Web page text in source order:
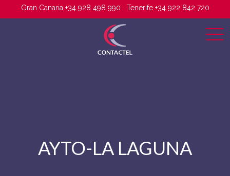
Gran Canaria +34 928 498 990 Tenerife +34 922 842 720
AYTO-LA LAGUNA